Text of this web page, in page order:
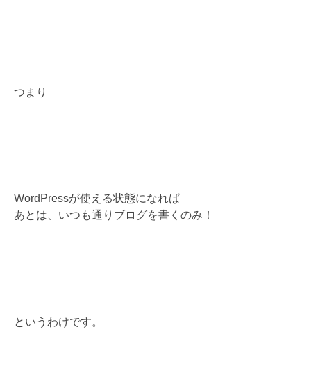
つまり
WordPressが使える状態になれば
あとは、いつも通りブログを書くのみ！
というわけです。